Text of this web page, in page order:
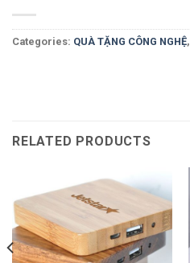
Categories: QUÀ TẶNG CÔNG NGHỆ,
RELATED PRODUCTS